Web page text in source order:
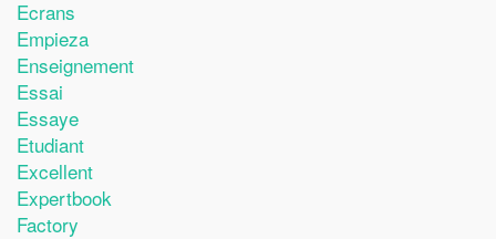
Ecrans
Empieza
Enseignement
Essai
Essaye
Etudiant
Excellent
Expertbook
Factory